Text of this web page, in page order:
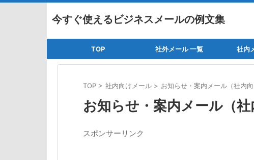
今すぐ使えるビジネスメールの例文集
TOP 社外メール 一覧 社内
TOP > 社内向けメール > お知らせ・案内メール（社内向
お知らせ・案内メール（
スポンサーリンク